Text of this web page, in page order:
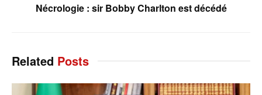
Nécrologie : sir Bobby Charlton est décédé
Related Posts